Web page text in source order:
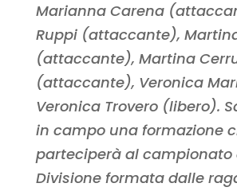
Marianna Carena
Ruppi (attaccante),
(attaccante), Martina
(attaccante), Veronica
Veronica Trovero (libero).
in campo una formazione
parteciperà al campionato
Divisione formata dalle